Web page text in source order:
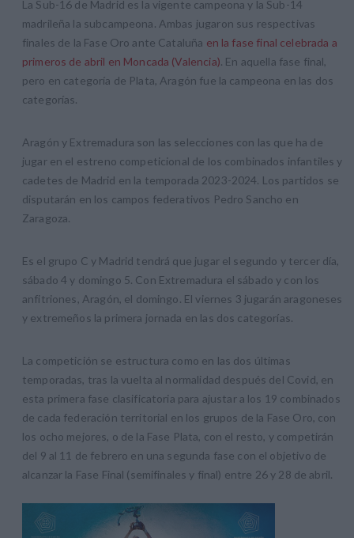
La Sub-16 de Madrid es la vigente campeona y la Sub-14
madrileña la subcampeona. Ambas jugaron sus respectivas
finales de la Fase Oro ante Cataluña en la fase final celebrada a
primeros de abril en Moncada (Valencia). En aquella fase final,
pero en categoría de Plata, Aragón fue la campeona en las dos
categorías.
Aragón y Extremadura son las selecciones con las que ha de
jugar en el estreno competicional de los combinados infantiles y
cadetes de Madrid en la temporada 2023-2024. Los partidos se
disputarán en los campos federativos Pedro Sancho en
Zaragoza.
Es el grupo C y Madrid tendrá que jugar el segundo y tercer día,
sábado 4 y domingo 5. Con Extremadura el sábado y con los
anfitriones, Aragón, el domingo. El viernes 3 jugarán aragoneses
y extremeños la primera jornada en las dos categorías.
La competición se estructura como en las dos últimas
temporadas, tras la vuelta al normalidad después del Covid, en
esta primera fase clasificatoria para ajustar a los 19 combinados
de cada federación territorial en los grupos de la Fase Oro, con
los ocho mejores, o de la Fase Plata, con el resto, y competirán
del 9 al 11 de febrero en una segunda fase con el objetivo de
alcanzar la Fase Final (semifinales y final) entre 26 y 28 de abril.